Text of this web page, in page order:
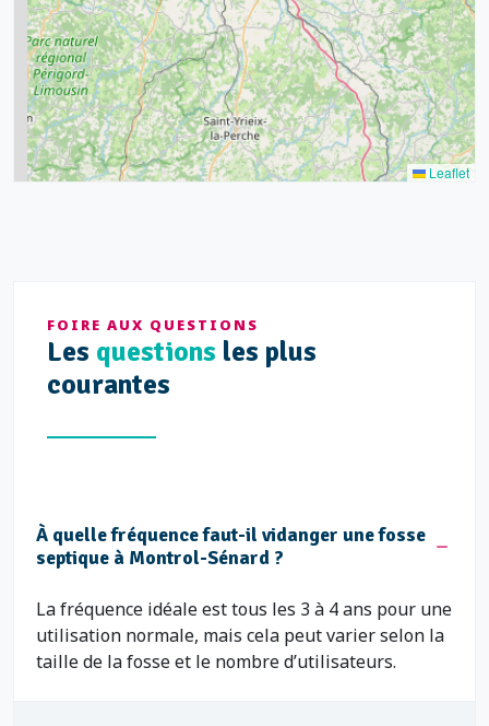
9
2
3
11
5
7
Leaflet
FOIRE AUX QUESTIONS
Les questions les plus
courantes
À quelle fréquence faut-il vidanger une fosse
septique à Montrol-Sénard ?
La fréquence idéale est tous les 3 à 4 ans pour une
utilisation normale, mais cela peut varier selon la
taille de la fosse et le nombre d’utilisateurs.